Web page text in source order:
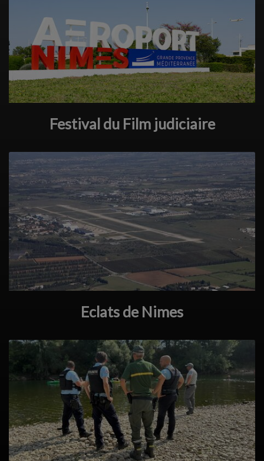
Festival du Film judiciaire
Eclats de Nimes